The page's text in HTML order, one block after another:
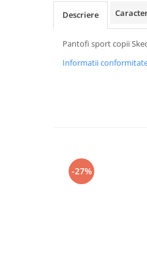
Descriere
Pantofi sport copii
Informatii
-27%